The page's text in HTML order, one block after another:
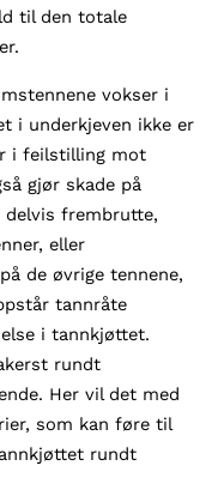
til den totale
vokser i
i underkjeven ikke er
i feilstilling mot
gjør skade på
frembrutte,
eller
de øvrige tennene,
tannråte
i tannkjøttet.
rundt
Her vil det med
som kan føre til
rundt